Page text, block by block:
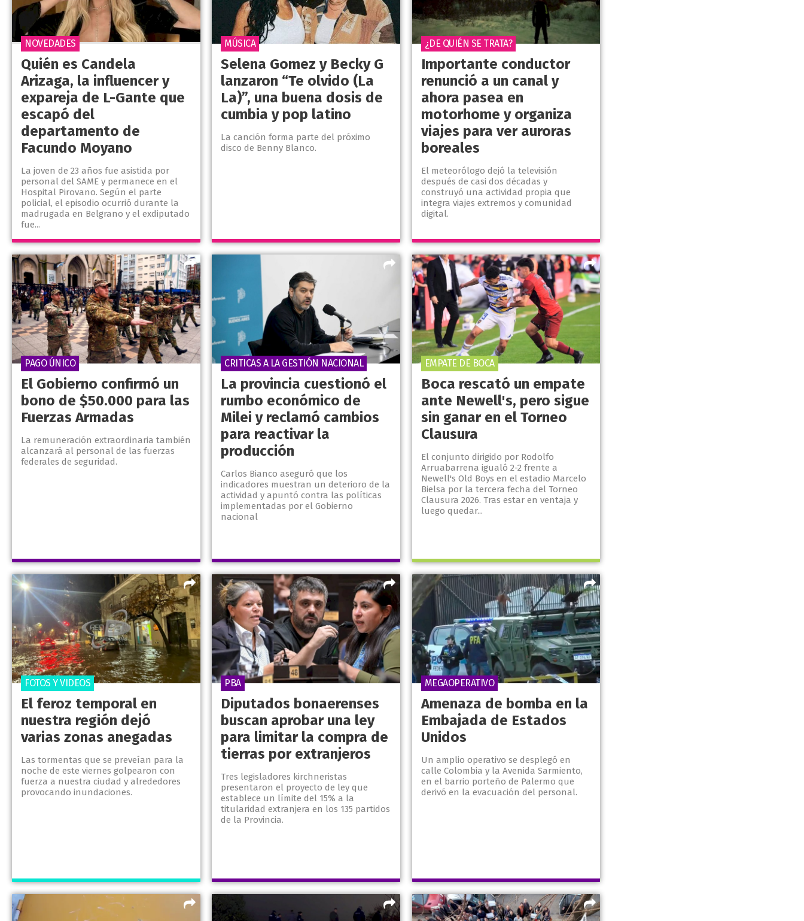
Quién es Candela
Arizaga, la influencer y
expareja de L-Gante que
escapó del
departamento de
Facundo Moyano
La joven de 23 años fue asistida por
personal del SAME y permanece en el
Hospital Pirovano. Según el parte
policial, el episodio ocurrió durante la
madrugada en Belgrano y el exdiputado
fue...
NOVEDADES
Selena Gomez y Becky G
lanzaron “Te olvido (La
La)”, una buena dosis de
cumbia y pop latino
La canción forma parte del próximo
disco de Benny Blanco.
MÚSICA
Importante conductor
renunció a un canal y
ahora pasea en
motorhome y organiza
viajes para ver auroras
boreales
El meteorólogo dejó la televisión
después de casi dos décadas y
construyó una actividad propia que
integra viajes extremos y comunidad
digital.
¿DE QUIÉN SE TRATA?
El Gobierno confirmó un
bono de $50.000 para las
Fuerzas Armadas
La remuneración extraordinaria también
alcanzará al personal de las fuerzas
federales de seguridad.
PAGO ÚNICO
La provincia cuestionó el
rumbo económico de
Milei y reclamó cambios
para reactivar la
producción
Carlos Bianco aseguró que los
indicadores muestran un deterioro de la
actividad y apuntó contra las políticas
implementadas por el Gobierno
nacional
CRITICAS A LA GESTIÓN NACIONAL
Boca rescató un empate
ante Newell's, pero sigue
sin ganar en el Torneo
Clausura
El conjunto dirigido por Rodolfo
Arruabarrena igualó 2-2 frente a
Newell's Old Boys en el estadio Marcelo
Bielsa por la tercera fecha del Torneo
Clausura 2026. Tras estar en ventaja y
luego quedar...
EMPATE DE BOCA
El feroz temporal en
nuestra región dejó
varias zonas anegadas
Las tormentas que se preveían para la
noche de este viernes golpearon con
fuerza a nuestra ciudad y alrededores
provocando inundaciones.
FOTOS Y VIDEOS
Diputados bonaerenses
buscan aprobar una ley
para limitar la compra de
tierras por extranjeros
Tres legisladores kirchneristas
presentaron el proyecto de ley que
establece un límite del 15% a la
titularidad extranjera en los 135 partidos
de la Provincia.
PBA
Amenaza de bomba en la
Embajada de Estados
Unidos
Un amplio operativo se desplegó en
calle Colombia y la Avenida Sarmiento,
en el barrio porteño de Palermo que
derivó en la evacuación del personal.
MEGAOPERATIVO